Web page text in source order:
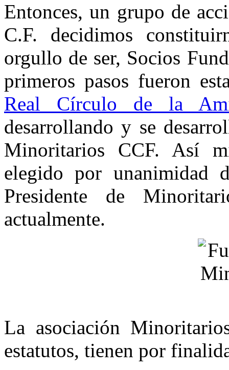
Entonces, un grupo de
C.F. decidimos
orgullo de ser, Socios
primeros pasos fueron
Real Círculo de la
desarrollando y se
Minoritarios CCF. Así
elegido por unanimidad
Presidente de
actualmente.
La asociación
estatutos, tienen por